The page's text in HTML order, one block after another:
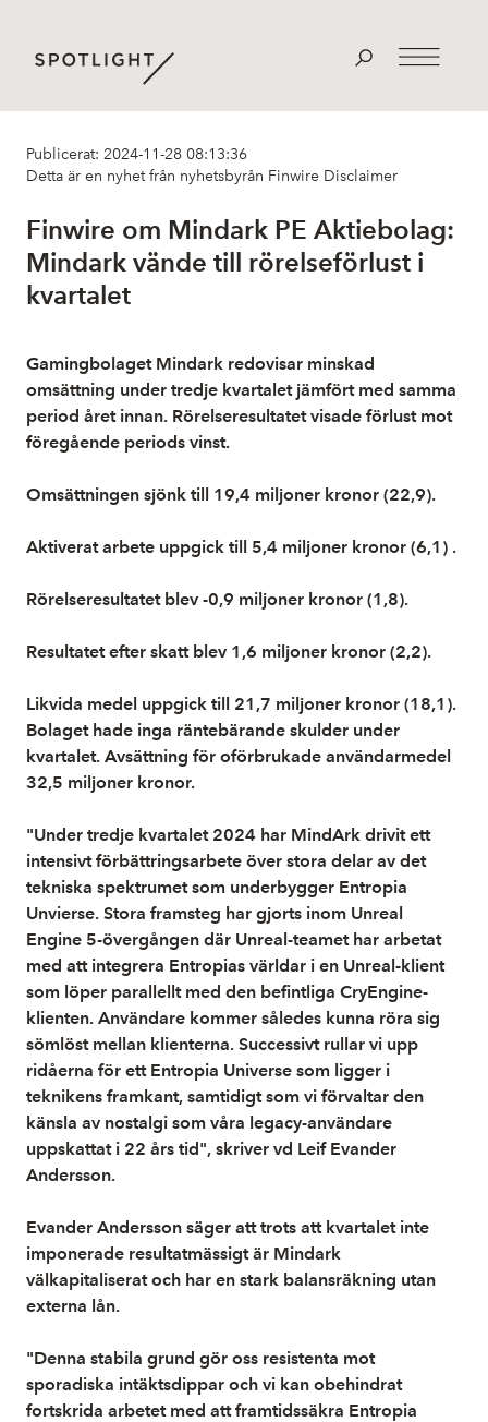
Publicerat: 2024-11-28 08:13:36
Detta är en nyhet från nyhetsbyrån Finwire Disclaimer
Finwire om Mindark PE Aktiebolag:
Mindark vände till rörelseförlust i
kvartalet
Gamingbolaget Mindark redovisar minskad
omsättning under tredje kvartalet jämfört med samma
period året innan. Rörelseresultatet visade förlust mot
föregående periods vinst.
Omsättningen sjönk till 19,4 miljoner kronor (22,9).
Aktiverat arbete uppgick till 5,4 miljoner kronor (6,1) .
Rörelseresultatet blev -0,9 miljoner kronor (1,8).
Resultatet efter skatt blev 1,6 miljoner kronor (2,2).
Likvida medel uppgick till 21,7 miljoner kronor (18,1).
Bolaget hade inga räntebärande skulder under
kvartalet. Avsättning för oförbrukade användarmedel
32,5 miljoner kronor.
"Under tredje kvartalet 2024 har MindArk drivit ett
intensivt förbättringsarbete över stora delar av det
tekniska spektrumet som underbygger Entropia
Unvierse. Stora framsteg har gjorts inom Unreal
Engine 5-övergången där Unreal-teamet har arbetat
med att integrera Entropias världar i en Unreal-klient
som löper parallellt med den befintliga CryEngine-
klienten. Användare kommer således kunna röra sig
sömlöst mellan klienterna. Successivt rullar vi upp
ridåerna för ett Entropia Universe som ligger i
teknikens framkant, samtidigt som vi förvaltar den
känsla av nostalgi som våra legacy-användare
uppskattat i 22 års tid", skriver vd Leif Evander
Andersson.
Evander Andersson säger att trots att kvartalet inte
imponerade resultatmässigt är Mindark
välkapitaliserat och har en stark balansräkning utan
externa lån.
"Denna stabila grund gör oss resistenta mot
sporadiska intäktsdippar och vi kan obehindrat
fortskrida arbetet med att framtidssäkra Entropia